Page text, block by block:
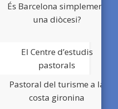
És Barcelona simplement
una diòcesi?
El Centre d’estudis
pastorals
Pastoral del turisme a la
costa gironina